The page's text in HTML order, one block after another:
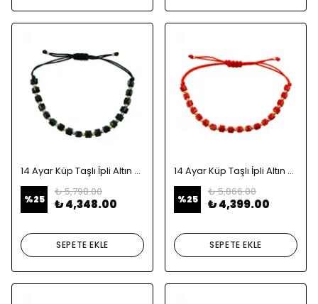
14 Ayar Küp Taşlı İpli Altın Bileklik
%25
₺ 5,798.00
₺ 4,348.00
SEPETE EKLE
14 Ayar Küp Taşlı İpli Altın Bileklik
%25
₺ 5,866.00
₺ 4,399.00
SEPETE EKLE